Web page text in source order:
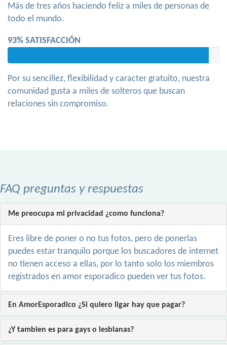
Más de tres años haciendo feliz a miles de personas de
todo el mundo.
93% SATISFACCIÓN
Por su sencillez, flexibilidad y caracter gratuito, nuestra
comunidad gusta a miles de solteros que buscan
relaciones sin compromiso.
FAQ preguntas y respuestas
Me preocupa mi privacidad ¿como funciona?
Eres libre de poner o no tus fotos, pero de ponerlas
puedes estar tranquilo porque los buscadores de internet
no tienen acceso a ellas, por lo tanto solo los miembros
registrados en amor esporadico pueden ver tus fotos.
En AmorEsporadico ¿Si quiero ligar hay que pagar?
¿Y tambien es para gays o lesbianas?